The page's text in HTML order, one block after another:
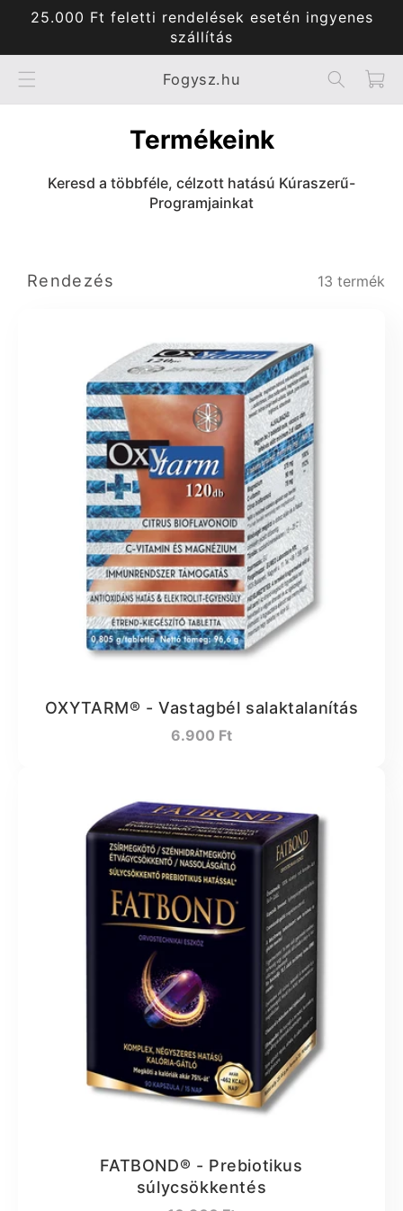
Ugrás a
tartalomhoz
25.000 Ft feletti rendelések esetén ingyenes
szállítás
Fogysz.hu Kosár
Termékeink
Keresd a többféle, célzott hatású Kúraszerű-
Programjainkat
Rendezés 13 termék
OXYTARM® - Vastagbél salaktalanítás
Normál
6.900 Ft
FATBOND® - Prebiotikus
súlycsökkentés